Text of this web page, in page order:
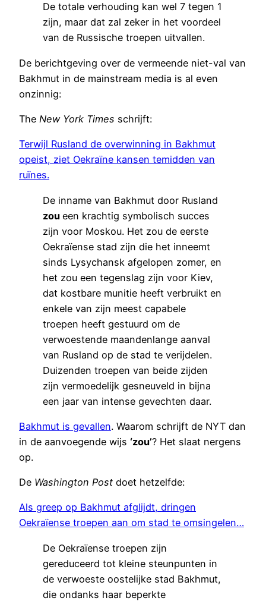
De totale verhouding kan wel 7 tegen 1
zijn, maar dat zal zeker in het voordeel
van de Russische troepen uitvallen.
De berichtgeving over de vermeende niet-val van
Bakhmut in de mainstream media is al even
onzinnig:
The New York Times schrijft:
Terwijl Rusland de overwinning in Bakhmut
opeist, ziet Oekraïne kansen temidden van
ruïnes.
De inname van Bakhmut door Rusland
zou een krachtig symbolisch succes
zijn voor Moskou. Het zou de eerste
Oekraïense stad zijn die het inneemt
sinds Lysychansk afgelopen zomer, en
het zou een tegenslag zijn voor Kiev,
dat kostbare munitie heeft verbruikt en
enkele van zijn meest capabele
troepen heeft gestuurd om de
verwoestende maandenlange aanval
van Rusland op de stad te verijdelen.
Duizenden troepen van beide zijden
zijn vermoedelijk gesneuveld in bijna
een jaar van intense gevechten daar.
Bakhmut is gevallen. Waarom schrijft de NYT dan
in de aanvoegende wijs ‘zou’? Het slaat nergens
op.
De Washington Post doet hetzelfde:
Als greep op Bakhmut afglijdt, dringen
Oekraïense troepen aan om stad te omsingelen…
De Oekraïense troepen zijn
gereduceerd tot kleine steunpunten in
de verwoeste oostelijke stad Bakhmut,
die ondanks haar beperkte